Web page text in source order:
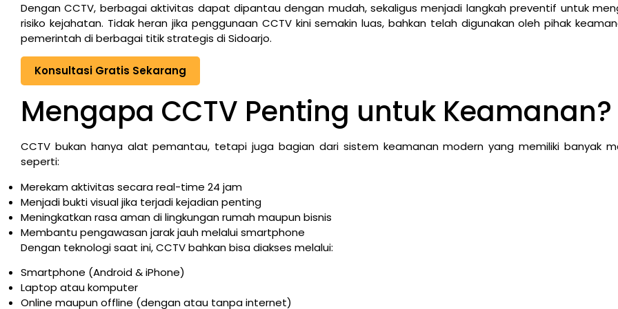
Dengan CCTV, berbagai aktivitas dapat dipantau dengan mudah, sekaligus menjadi langkah preventif untuk
risiko kejahatan. Tidak heran jika penggunaan CCTV kini semakin luas, bahkan telah digunakan oleh pihak
pemerintah di berbagai titik strategis di Sidoarjo.
Konsultasi Gratis Sekarang
Mengapa CCTV Penting untuk Keamanan?
CCTV bukan hanya alat pemantau, tetapi juga bagian dari sistem keamanan modern yang memiliki banyak
seperti:
Merekam aktivitas secara real-time 24 jam
Menjadi bukti visual jika terjadi kejadian penting
Meningkatkan rasa aman di lingkungan rumah maupun bisnis
Membantu pengawasan jarak jauh melalui smartphone
Dengan teknologi saat ini, CCTV bahkan bisa diakses melalui:
Smartphone (Android & iPhone)
Laptop atau komputer
Online maupun offline (dengan atau tanpa internet)